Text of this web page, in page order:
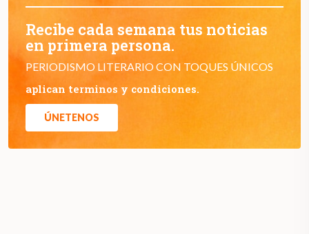
Recibe cada semana tus noticias
en primera persona.
PERIODISMO LITERARIO CON TOQUES ÚNICOS
aplican terminos y condiciones.
ÚNETENOS